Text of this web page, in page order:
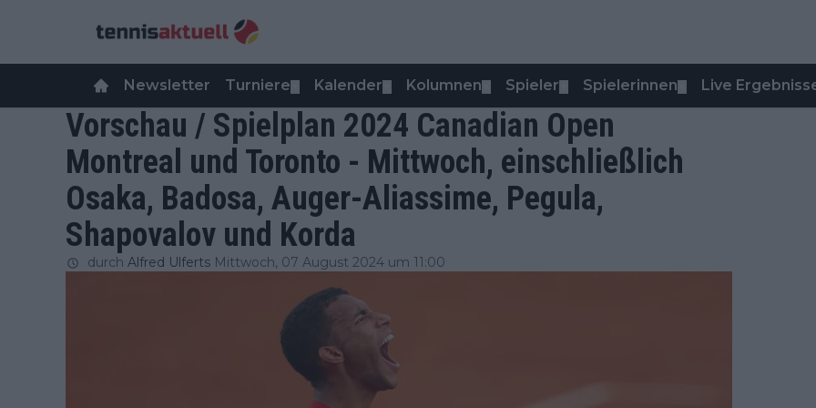
Newsletter Turniere Kalender Kolumnen Spieler Spielerinnen Live
Vorschau / Spielplan 2024 Canadian Open
Montreal und Toronto - Mittwoch, einschließlich
Osaka, Badosa, Auger-Aliassime, Pegula,
Shapovalov und Korda
durch Alfred Ulferts Mittwoch, 07 August 2024 um 11:00